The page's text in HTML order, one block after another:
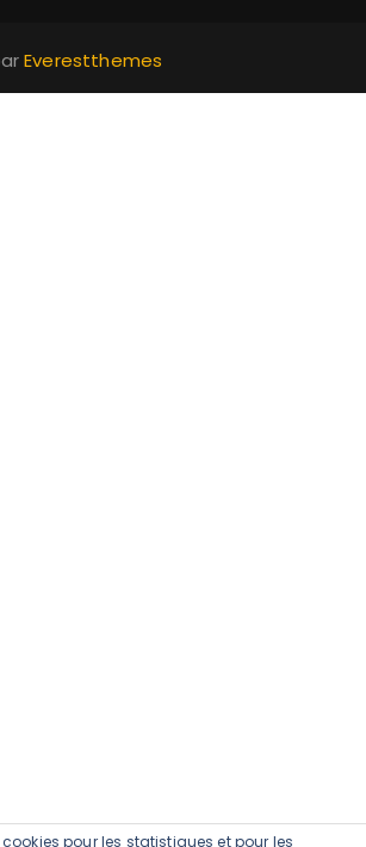
Everestthemes
pour les statistiques et pour les